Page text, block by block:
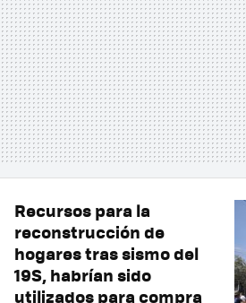
Recursos para la
reconstrucción de
hogares tras sismo del
19S, habrían sido
utilizados para compra